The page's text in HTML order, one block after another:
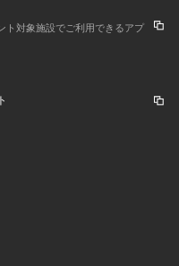
環境により、若干製品と
ト対象施設でご利用できるアプ